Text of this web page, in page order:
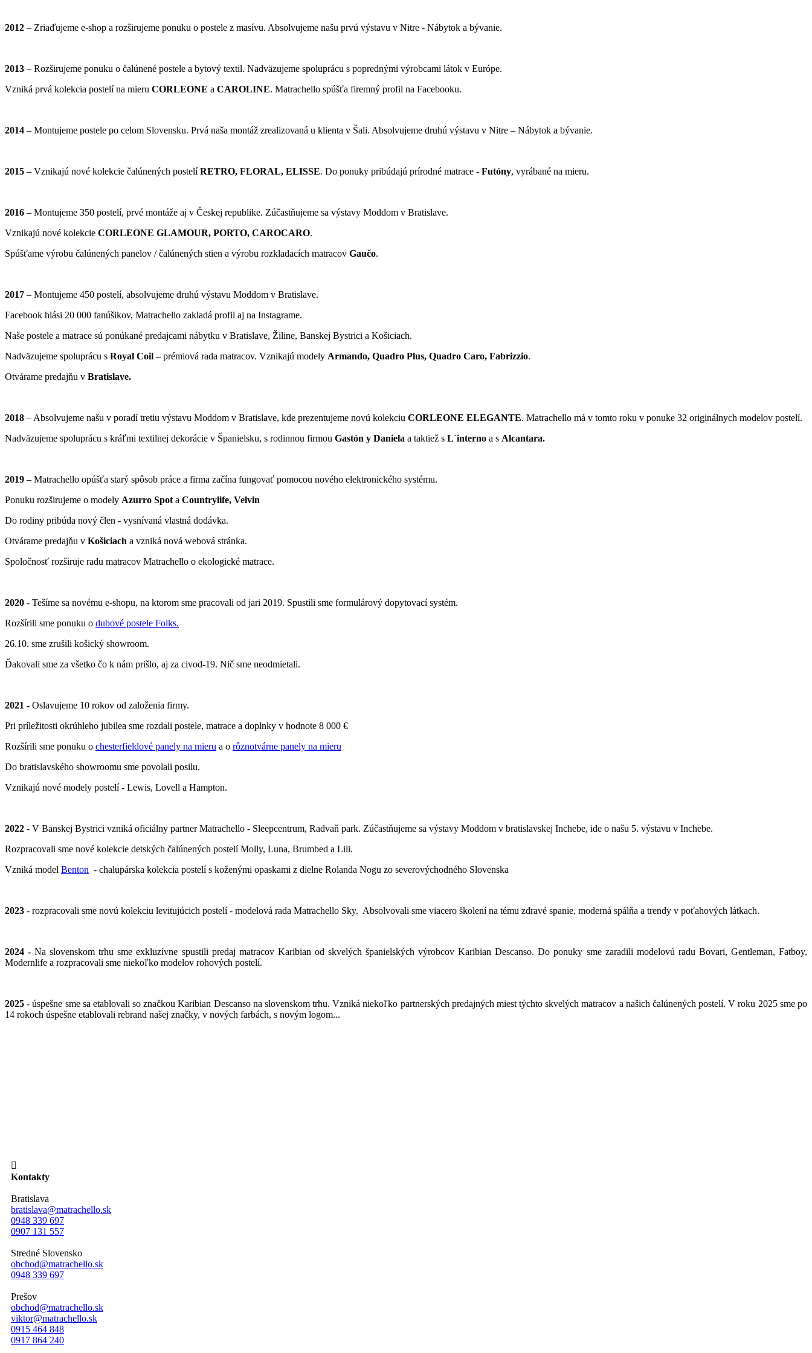
2012 – Zriaďujeme e-shop a rozširujeme ponuku o postele z masívu. Absolvujeme našu prvú výstavu v Nitre - Nábytok a bývanie.
2013 – Rozširujeme ponuku o čalúnené postele a bytový textil. Nadväzujeme spoluprácu s poprednými výrobcami látok v Európe.
Vzniká prvá kolekcia postelí na mieru CORLEONE a CAROLINE. Matrachello spúšťa firemný profil na Facebooku.
2014 – Montujeme postele po celom Slovensku. Prvá naša montáž zrealizovaná u klienta v Šali. Absolvujeme druhú výstavu v Nitre – Nábytok a bývanie.
2015 – Vznikajú nové kolekcie čalúnených postelíRETRO, FLORAL, ELISSE. Do ponuky pribúdajú prírodné matrace - Futóny, vyrábané na mieru.
2016 – Montujeme 350 postelí, prvé montáže aj v Českej republike. Zúčastňujeme sa výstavy Moddom v Bratislave.
Vznikajú nové kolekcie CORLEONE GLAMOUR, PORTO, CAROCARO.
Spúšťame výrobu čalúnených panelov / čalúnených stien a výrobu rozkladacích matracov Gaučo.
2017 – Montujeme 450 postelí, absolvujeme druhú výstavu Moddom v Bratislave.
Facebook hlási 20 000 fanúšikov, Matrachello zakladá profil aj na Instagrame.
Naše postele a matrace sú ponúkané predajcami nábytku v Bratislave, Žiline, Banskej Bystrici a Košiciach.
Nadväzujeme spoluprácu s Royal Coil – prémiová rada matracov. Vznikajú modely Armando, Quadro Plus, Quadro Caro, Fabrizzio.
Otvárame predajňu v Bratislave.
2018 – Absolvujeme našu v poradí tretiu výstavu Moddom v Bratislave, kde prezentujeme novú kolekciu CORLEONE ELEGANTE. Matrachello má v tomto roku v ponuke 32 originálnych modelov postelí.
Nadväzujeme spoluprácu s kráľmi textilnej dekorácie v Španielsku, s rodinnou firmou Gastón y Daniela a taktiež s L´interno a s Alcantara.
2019 – Matrachello opúšťa starý spôsob práce a firma začína fungovať pomocou nového elektronického systému.
Ponuku rozširujeme o modely Azurro Spot a Countrylife, Velvin
Do rodiny pribúda nový člen - vysnívaná vlastná dodávka.
Otvárame predajňu v Košiciach a vzniká nová webová stránka.
Spoločnosť rozširuje radu matracov Matrachello o ekologické matrace.
2020 - Tešíme sa novému e-shopu, na ktorom sme pracovali od jari 2019. Spustili sme formulárový dopytovací systém.
Rozšírili sme ponuku o dubové postele Folks.
26.10. sme zrušili košický showroom.
Ďakovali sme za všetko čo k nám prišlo, aj za civod-19. Nič sme neodmietali.
2021 - Oslavujeme 10 rokov od založenia firmy.
Pri príležitosti okrúhleho jubilea sme rozdali postele, matrace a doplnky v hodnote 8 000 €
Rozšírili sme ponuku o chesterfieldové panely na mieru a o rôznotvárne panely na mieru
Do bratislavského showroomu sme povolali posilu.
Vznikajú nové modely postelí - Lewis, Lovell a Hampton.
2022 - V Banskej Bystrici vzniká oficiálny partner Matrachello - Sleepcentrum, Radvaň park. Zúčastňujeme sa výstavy Moddom v bratislavskej Inchebe, ide o našu 5. výstavu v Inchebe.
Rozpracovali sme nové kolekcie detských čalúnených postelí Molly, Luna, Brumbed a Lili.
Vzniká model Benton - chalupárska kolekcia postelí s koženými opaskami z dielne Rolanda Nogu zo severovýchodného Slovenska
2023 - rozpracovali sme novú kolekciu levitujúcich postelí - modelová rada Matrachello Sky. Absolvovali sme viacero školení na tému zdravé spanie, moderná spálňa a trendy v poťahových látkach.
2024 -Na slovenskom trhu sme exkluzívne spustili predaj matracov Karibian od skvelých španielských výrobcov Karibian Descanso. Do ponuky sme zaradili modelovú radu Bovari, Gentleman, Fatboy,
Modernlife a rozpracovali sme niekoľko modelov rohových postelí.
2025 - úspešne sme sa etablovali so značkou Karibian Descanso na slovenskom trhu. Vzniká niekoľko partnerských predajných miest týchto skvelých matracov a našich čalúnených postelí. V roku 2025 sme po
14 rokoch úspešne etablovali rebrand našej značky, v nových farbách, s novým logom...

Kontakty
Bratislava
bratislava@matrachello.sk
0948 339 697
0907 131 557
Stredné Slovensko
obchod@matrachello.sk
0948 339 697
Prešov
obchod@matrachello.sk
viktor@matrachello.sk
0915 464 848
0917 864 240